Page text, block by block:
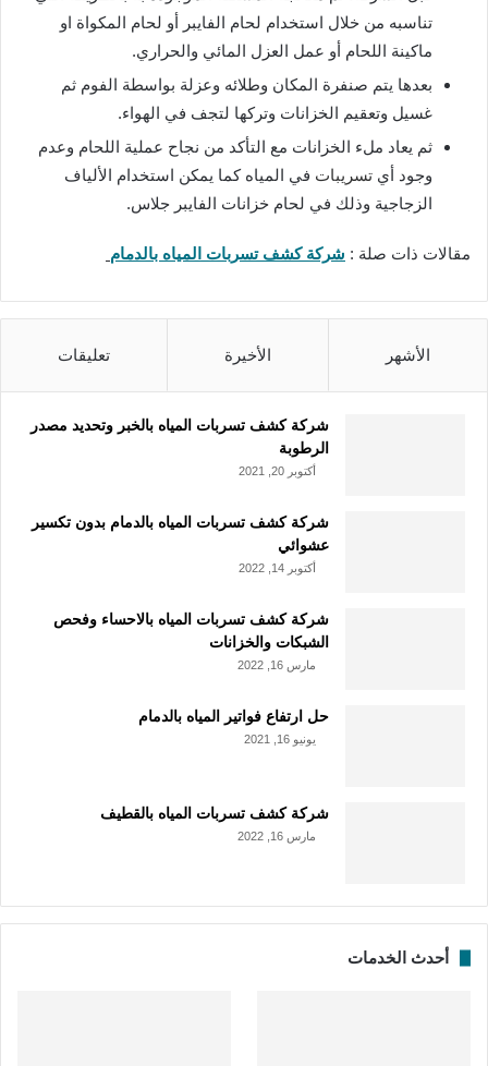
تناسبه من خلال استخدام لحام الفايبر أو لحام المكواة او
ماكينة اللحام أو عمل العزل المائي والحراري.
بعدها يتم صنفرة المكان وطلائه وعزلة بواسطة الفوم ثم
غسيل وتعقيم الخزانات وتركها لتجف في الهواء.
ثم يعاد ملء الخزانات مع التأكد من نجاح عملية اللحام وعدم
وجود أي تسريبات في المياه كما يمكن استخدام الألياف
الزجاجية وذلك في لحام خزانات الفايبر جلاس.
مقالات ذات صلة : شركة كشف تسربات المياه بالدمام
الأشهر الأخيرة تعليقات
شركة كشف تسربات المياه بالخبر وتحديد مصدر
الرطوبة
أكتوبر 20, 2021
شركة كشف تسربات المياه بالدمام بدون تكسير
عشوائي
أكتوبر 14, 2022
شركة كشف تسربات المياه بالاحساء وفحص
الشبكات والخزانات
مارس 16, 2022
حل ارتفاع فواتير المياه بالدمام
يونيو 16, 2021
شركة كشف تسربات المياه بالقطيف
مارس 16, 2022
أحدث الخدمات